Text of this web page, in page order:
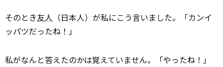
そのとき友人 （日本人）が私にこう言いました。「カンイ
ッパツだったね！」
私がなんと答えたのかは覚えていません。「やったね！」